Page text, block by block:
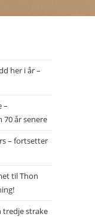
her i år –
–
70 år senere
– fortsetter
til Thon
tredje strake